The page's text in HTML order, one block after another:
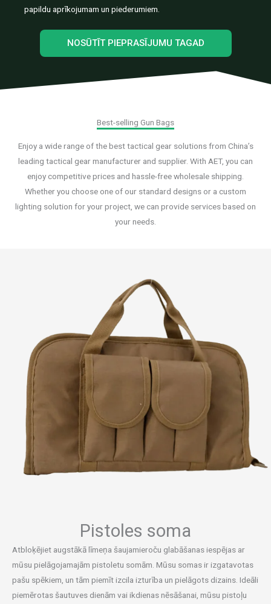
papildu aprīkojumam un piederumiem.
NOSŪTĪT PIEPRASĪJUMU TAGAD
Best-selling Gun Bags
Enjoy a wide range of the best tactical gear solutions from China’s
leading tactical gear manufacturer and supplier. With AET, you can
enjoy competitive prices and hassle-free wholesale shipping.
Whether you choose one of our standard designs or a custom
lighting solution for your project, we can provide services based on
your needs.
Pistoles soma
Atbloķējiet augstākā līmeņa šaujamieroču glabāšanas iespējas ar
mūsu pielāgojamajām pistoletu somām. Mūsu somas ir izgatavotas
pašu spēkiem, un tām piemīt izcila izturība un pielāgots dizains. Ideāli
piemērotas šautuves dienām vai ikdienas nēsāšanai, mūsu pistoļu